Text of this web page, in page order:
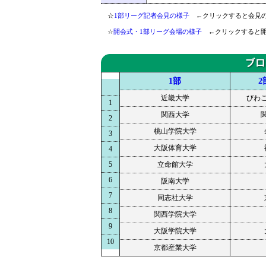
☆1部リーグ記者会見の様子 ←クリックすると会見
☆開会式・1部リーグ会場の様子 ←クリックすると開
1
2
3
4
5
6
7
8
9
10
1部
近畿大学
関西大学
桃山学院大学
大阪体育大学
立命館大学
阪南大学
同志社大学
関西学院大学
大阪学院大学
京都産業大学
2
びわ